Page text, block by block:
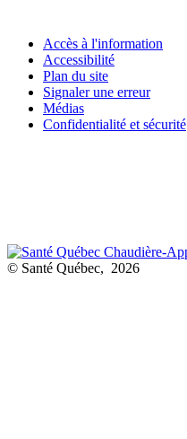
Accès à l'information
Accessibilité
Plan du site
Signaler une erreur
Médias
Confidentialité et sécurité
© Santé Québec, 2026